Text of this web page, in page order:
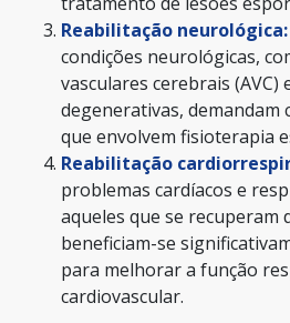
Reabilitação neurológica:
condições neurológicas,
vasculares cerebrais (AVC)
degenerativas, demandam
que envolvem fisioterapia
Reabilitação
problemas cardíacos e
aqueles que se recuperam
beneficiam-se
para melhorar a função
cardiovascular.